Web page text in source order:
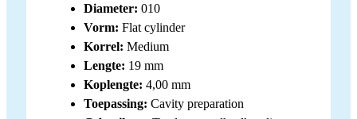
Diameter: 010
Vorm: Flat cylinder
Korrel: Medium
Lengte: 19 mm
Koplengte: 4,00 mm
Toepassing: Cavity preparation